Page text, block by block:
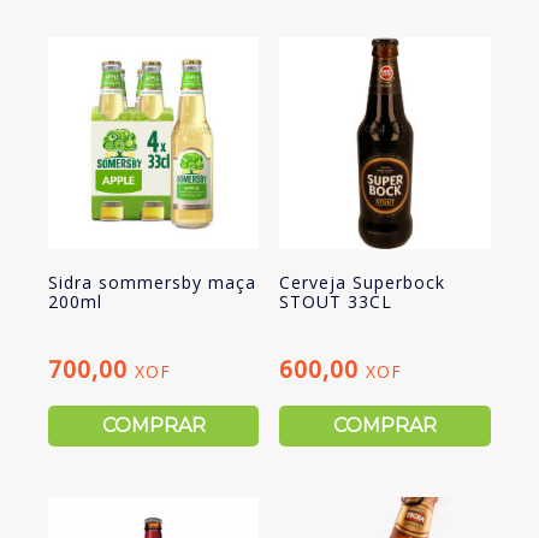
Sidra sommersby maça
200ml
700,00 XOF
COMPRAR
Cerveja Superbock
STOUT 33CL
600,00XOF
COMPRAR